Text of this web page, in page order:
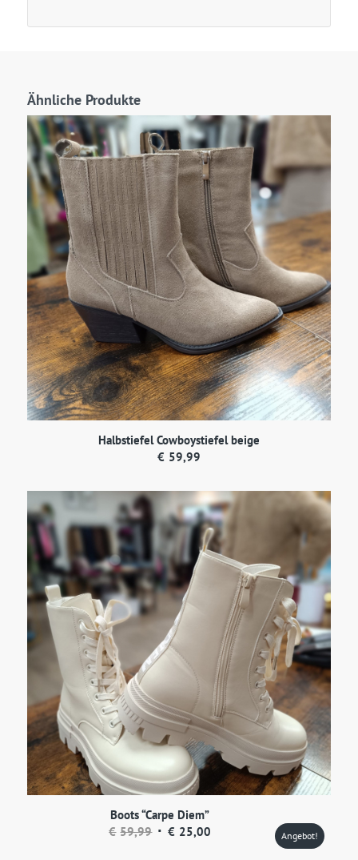
Ähnliche Produkte
Halbstiefel Cowboystiefel beige
€ 59,99
Boots “Carpe Diem”
€ 59,99 Ursprünglicher
€ 25,00 Angebot!